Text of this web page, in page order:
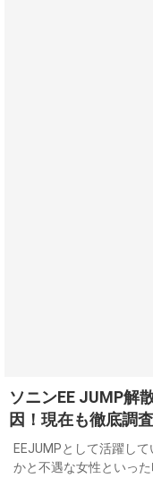
ソニンEE JUMP解
因！現在も徹底調査
EEJUMPとして活躍し
かと不遇な女性といっ